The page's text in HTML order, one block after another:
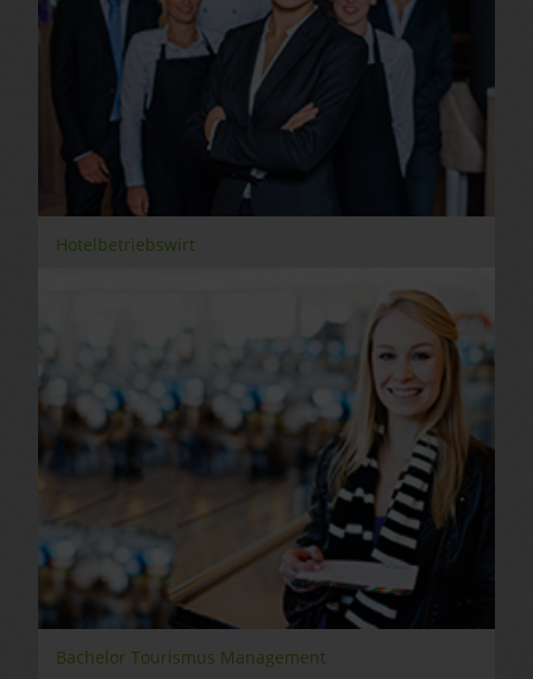
Hotelbetriebswirt
Bachelor Tourismus Management